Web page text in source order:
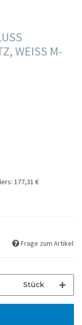
WEISS M-W
: 177,31 €
Frage zum Artikel
Stück